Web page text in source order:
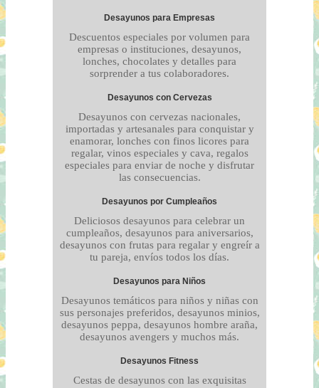
Desayunos para Empresas
Descuentos especiales por volumen para
empresas o instituciones, desayunos,
lonches, chocolates y detalles para
sorprender a tus colaboradores.
Desayunos con Cervezas
Desayunos con cervezas nacionales,
importadas y artesanales para conquistar y
enamorar, lonches con finos licores para
regalar, vinos especiales y cava, regalos
especiales para enviar de noche y disfrutar
las consecuencias.
Desayunos por Cumpleaños
Deliciosos desayunos para celebrar un
cumpleaños, desayunos para aniversarios,
desayunos con frutas para regalar y engreír a
tu pareja, envíos todos los días.
Desayunos para Niños
Desayunos temáticos para niños y niñas con
sus personajes preferidos, desayunos minios,
desayunos peppa, desayunos hombre araña,
desayunos avengers y muchos más.
Desayunos Fitness
Cestas de desayunos con las exquisitas